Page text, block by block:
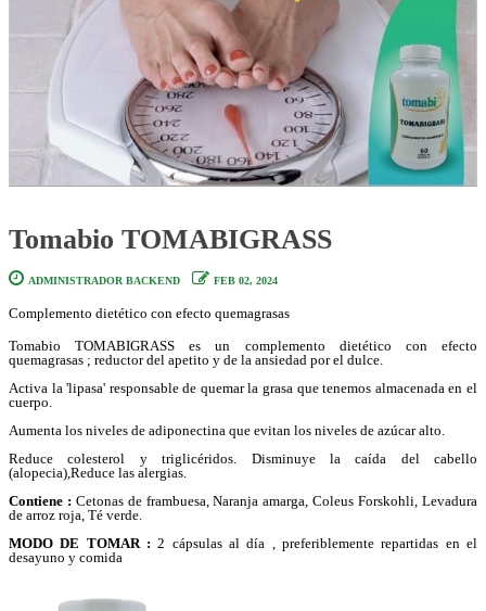
Tomabio TOMABIGRASS
ADMINISTRADOR BACKEND FEB 02, 2024
Complemento dietético con efecto quemagrasas
Tomabio TOMABIGRASS es un complemento dietético con efecto
quemagrasas ; reductor del apetito y de la ansiedad por el dulce.
Activa la 'lipasa' responsable de quemar la grasa que tenemos almacenada en el
cuerpo.
Aumenta los niveles de adiponectina que evitan los niveles de azúcar alto.
Reduce colesterol y triglicéridos. Disminuye la caída del cabello
(alopecia),Reduce las alergias.
Contiene : Cetonas de frambuesa, Naranja amarga, Coleus Forskohli, Levadura
de arroz roja, Té verde.
MODO DE TOMAR :2 cápsulas al día , preferiblemente repartidas en el
desayuno y comida